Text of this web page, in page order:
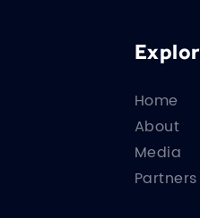
Home
About
Media
Partners